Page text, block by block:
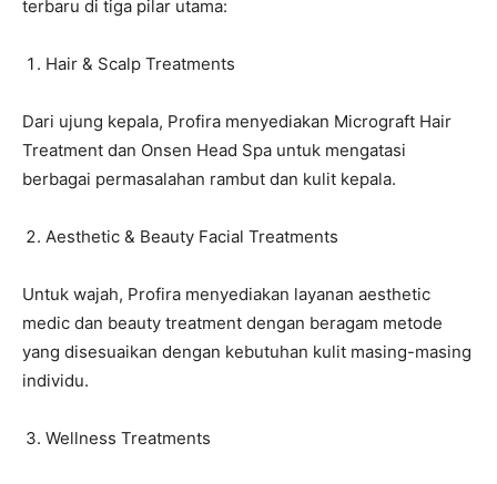
terbaru di tiga pilar utama:
Hair & Scalp Treatments
Dari ujung kepala, Profira menyediakan Micrograft Hair
Treatment dan Onsen Head Spa untuk mengatasi
berbagai permasalahan rambut dan kulit kepala.
Aesthetic & Beauty Facial Treatments
Untuk wajah, Profira menyediakan layanan aesthetic
medic dan beauty treatment dengan beragam metode
yang disesuaikan dengan kebutuhan kulit masing-masing
individu.
Wellness Treatments